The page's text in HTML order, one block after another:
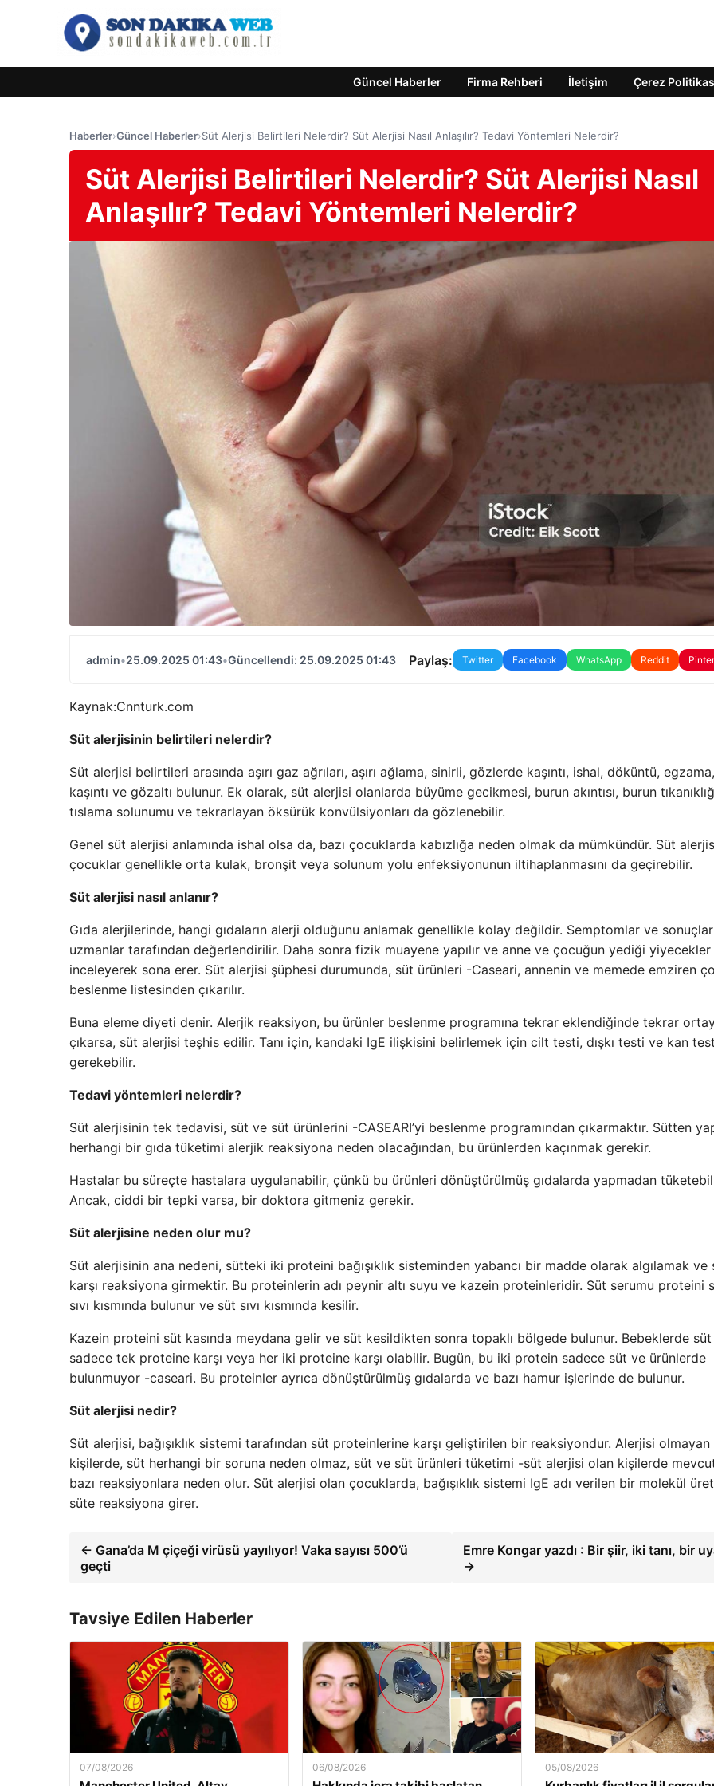
Güncel Haberler Firma Rehberi İletişim Çerez
Haberler›Güncel Haberler›Süt Alerjisi Belirtileri Nelerdir? Süt Alerjisi Nasıl Anlaşılır? Tedavi Yöntemleri Nelerdir?
Süt Alerjisi Belirtileri Nelerdir? Süt Alerjisi Nasıl
Anlaşılır? Tedavi Yöntemleri Nelerdir?
admin•25.09.2025 01:43•Güncellendi: 25.09.2025 01:43 Paylaş: Twitter Facebook WhatsApp Reddit
Kaynak:Cnnturk.com
Süt alerjisinin belirtileri nelerdir?
Süt alerjisi belirtileri arasında aşırı gaz ağrıları, aşırı ağlama, sinirli, gözlerde kaşıntı, ishal, döküntü, egzama,
kaşıntı ve gözaltı bulunur. Ek olarak, süt alerjisi olanlarda büyüme gecikmesi, burun akıntısı, burun
tıslama solunumu ve tekrarlayan öksürük konvülsiyonları da gözlenebilir.
Genel süt alerjisi anlamında ishal olsa da, bazı çocuklarda kabızlığa neden olmak da mümkündür. Süt
çocuklar genellikle orta kulak, bronşit veya solunum yolu enfeksiyonunun iltihaplanmasını da geçirebilir.
Süt alerjisi nasıl anlanır?
Gıda alerjilerinde, hangi gıdaların alerji olduğunu anlamak genellikle kolay değildir. Semptomlar ve
uzmanlar tarafından değerlendirilir. Daha sonra fizik muayene yapılır ve anne ve çocuğun yediği yiyecekler
inceleyerek sona erer. Süt alerjisi şüphesi durumunda, süt ürünleri -Caseari, annenin ve memede emziren
beslenme listesinden çıkarılır.
Buna eleme diyeti denir. Alerjik reaksiyon, bu ürünler beslenme programına tekrar eklendiğinde tekrar
çıkarsa, süt alerjisi teşhis edilir. Tanı için, kandaki IgE ilişkisini belirlemek için cilt testi, dışkı testi ve kan
gerekebilir.
Tedavi yöntemleri nelerdir?
Süt alerjisinin tek tedavisi, süt ve süt ürünlerini -CASEARI’yi beslenme programından çıkarmaktır. Sütten
herhangi bir gıda tüketimi alerjik reaksiyona neden olacağından, bu ürünlerden kaçınmak gerekir.
Hastalar bu süreçte hastalara uygulanabilir, çünkü bu ürünleri dönüştürülmüş gıdalarda yapmadan
Ancak, ciddi bir tepki varsa, bir doktora gitmeniz gerekir.
Süt alerjisine neden olur mu?
Süt alerjisinin ana nedeni, sütteki iki proteini bağışıklık sisteminden yabancı bir madde olarak algılamak ve
karşı reaksiyona girmektir. Bu proteinlerin adı peynir altı suyu ve kazein proteinleridir. Süt serumu proteini
sıvı kısmında bulunur ve süt sıvı kısmında kesilir.
Kazein proteini süt kasında meydana gelir ve süt kesildikten sonra topaklı bölgede bulunur. Bebeklerde
sadece tek proteine ​​karşı veya her iki proteine ​​karşı olabilir. Bugün, bu iki protein sadece süt ve ürünlerde
bulunmuyor -caseari. Bu proteinler ayrıca dönüştürülmüş gıdalarda ve bazı hamur işlerinde de bulunur.
Süt alerjisi nedir?
Süt alerjisi, bağışıklık sistemi tarafından süt proteinlerine karşı geliştirilen bir reaksiyondur. Alerjisi olmayan
kişilerde, süt herhangi bir soruna neden olmaz, süt ve süt ürünleri tüketimi -süt alerjisi olan kişilerde
bazı reaksiyonlara neden olur. Süt alerjisi olan çocuklarda, bağışıklık sistemi IgE adı verilen bir molekül
süte reaksiyona girer.
← Gana’da M çiçeği virüsü yayılıyor! Vaka sayısı 500’ü
geçti
Emre Kongar yazdı : Bir şiir, iki tanı, bir
→
Tavsiye Edilen Haberler
07/08/2026 06/08/2026 05/08/2026